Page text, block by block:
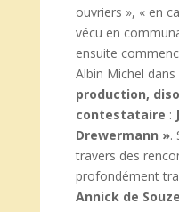
ouvriers », « en
vécu en
ensuite
Albin Michel
production,
contestataire :
Drewermann ».
travers des
profondément
Annick de